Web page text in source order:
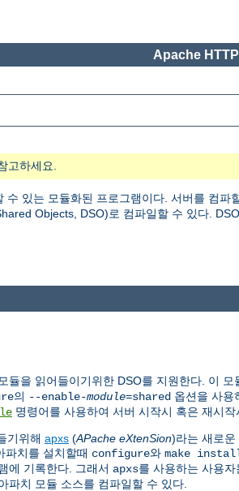
Apache
고하세요.
있는 모듈화된 프로그램이다. 서버를 컴파
Objects, DSO)로 컴파일할 수 있다.
듈을 읽어들이기위한 DSO를 지원한다. 이 모
의 --enable-module=shared 옵션을 사용
명령어를 사용하여 서버 시작시 혹은 재시
기위해 apxs (APache eXtenSion)라는 새로운
치를 설치할때 configure와 make
에 기록한다. 그래서 apxs를 사용하는 사용
파치 모듈 소스를 컴파일할 수 있다.